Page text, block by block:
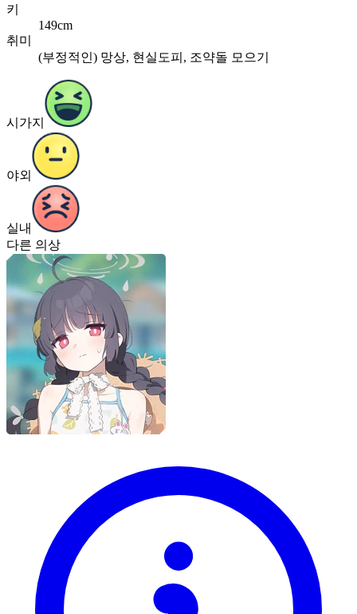
키
149cm
취미
(부정적인) 망상, 현실도피, 조약돌 모으기
시가지
야외
실내
다른 의상